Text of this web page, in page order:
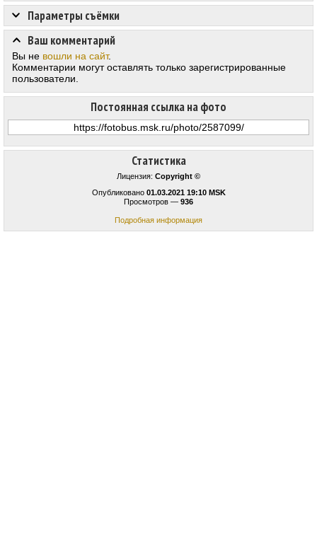
Статистика
Лицензия: Copyright ©
Опубликовано 01.03.2021 19:10 MSK
Просмотров — 936
Подробная информация
Постоянная ссылка на фото
Параметры съёмки
Ваш комментарий
Вы не вошли на сайт.
Комментарии могут оставлять только зарегистрированные
пользователи.